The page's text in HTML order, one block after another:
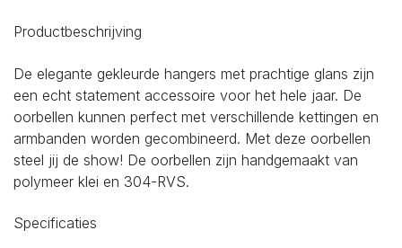
Productbeschrijving
De elegante gekleurde hangers met prachtige glans zijn
een echt statement accessoire voor het hele jaar. De
oorbellen kunnen perfect met verschillende kettingen en
armbanden worden gecombineerd. Met deze oorbellen
steel jij de show! De oorbellen zijn handgemaakt van
polymeer klei en 304-RVS.
Specificaties